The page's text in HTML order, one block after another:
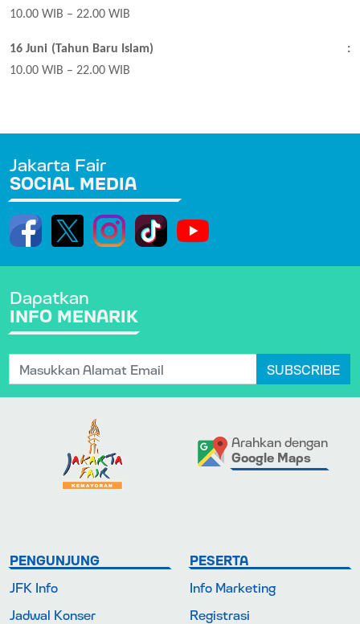
10.00 WIB – 22.00 WIB
16 Juni (Tahun Baru Islam)
:
10.00 WIB – 22.00 WIB
Jakarta Fair
SOCIAL MEDIA
Dapatkan
INFO MENARIK
SUBSCRIBE
Arahkan dengan
Google Maps
PENGUNJUNG
JFK Info
Jadwal Konser
PESERTA
Info Marketing
Registrasi